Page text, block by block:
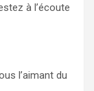
à l’écoute
l’aimant du